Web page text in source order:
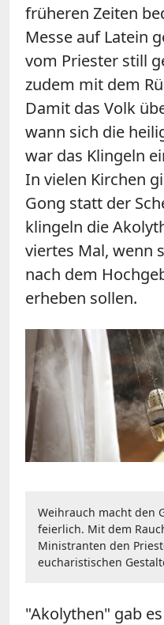
früheren Zeiten
Messe auf Latein
vom Priester still
zudem mit dem
Damit das Volk
wann sich die
war das Klingeln
In vielen Kirchen
Gong statt der
klingeln die
viertes Mal, wenn
nach dem
erheben sollen.
Weihrauch macht den
feierlich. Mit dem
Ministranten den
eucharistischen
"Akolythen" gab